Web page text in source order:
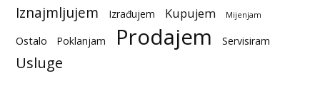
Iznajmljujem Izrađujem Kupujem Mijenjam
Ostalo Poklanjam Prodajem Servisiram
Usluge